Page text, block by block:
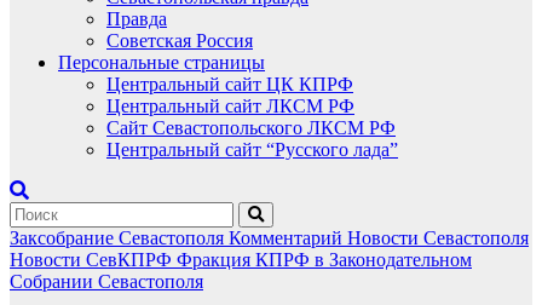
Правда
Советская Россия
Персональные страницы
Центральный сайт ЦК КПРФ
Центральный сайт ЛКСМ РФ
Сайт Севастопольского ЛКСМ РФ
Центральный сайт “Русского лада”
Заксобрание Севастополя Комментарий Новости Севастополя
Новости СевКПРФ Фракция КПРФ в Законодательном
Собрании Севастополя